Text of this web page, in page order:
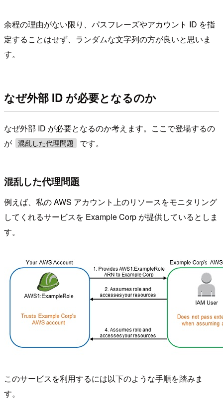
余程の理由がない限り、パスフレーズやアカウント ID を指
定することはせず、ランダムな文字列の方が良いと思いま
す。
なぜ外部 ID が必要となるのか
なぜ外部 ID が必要となるのか考えます。ここで登場するの
が
混乱した代理問題 です。
混乱した代理問題
例えば、私の AWS アカウント上のリソースをモニタリング
してくれるサービスを Example Corp が提供しているとしま
す。
このサービスを利用するには以下のような手順を踏みま
す。